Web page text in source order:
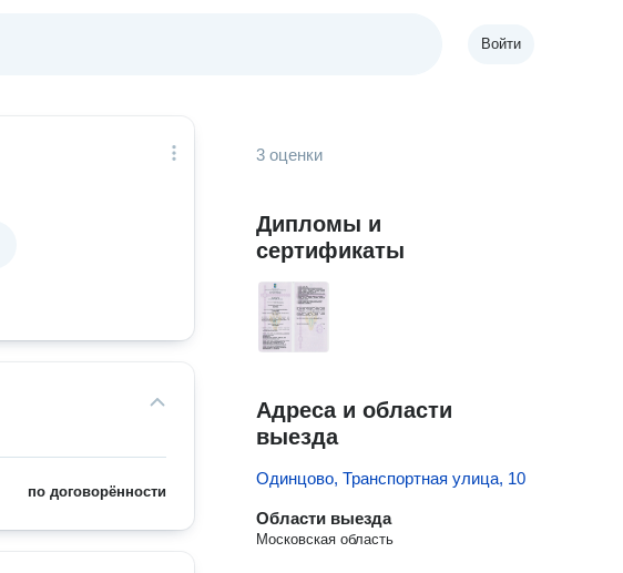
Войти
по договорённости
3 оценки
Дипломы и
сертификаты
Адреса и области
выезда
Одинцово, Транспортная улица, 10
Области выезда
Московская область